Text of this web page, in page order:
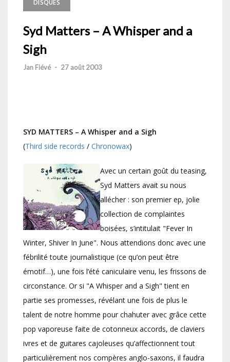
DISQUES
Syd Matters – A Whisper and a
Sigh
Jan Fiévé - 27 août 2003
SYD MATTERS – A Whisper and a Sigh
(Third side records / Chronowax)
Avec un certain goût du teasing,
Syd Matters avait su nous
allécher : son premier ep, jolie
collection de complaintes
boisées, s’intitulait "Fever In
Winter, Shiver In June". Nous attendions donc avec une
fébrilité toute journalistique (ce qu’on peut être
émotif…), une fois l’été caniculaire venu, les frissons de
circonstance. Or si "A Whisper and a Sigh" tient en
partie ses promesses, révélant une fois de plus le
talent de notre homme pour chahuter avec grâce cette
pop vaporeuse faite de cotonneux accords, de claviers
ivres et de guitares cajoleuses qu’affectionnent tout
particulièrement nos compères anglo-saxons, il faudra